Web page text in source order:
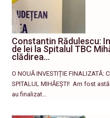
Constantin Rădulescu:
de lei la Spitalul TBC
clădirea…
O NOUĂ INVESTIȚIE
SPITALUL MIHĂEȘTI! ​ Am fost
au finalizat…